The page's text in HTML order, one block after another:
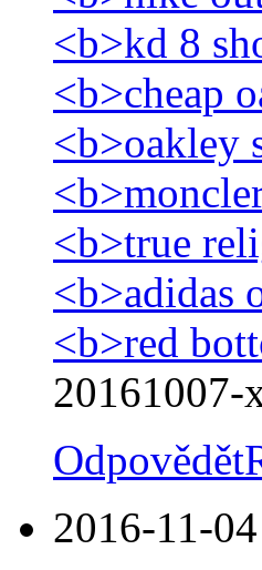
<b>kd 8
<b>cheap
<b>oakley
<b>true
<b>adidas
<b>red
20161007-
Odpovědět
2016-11-